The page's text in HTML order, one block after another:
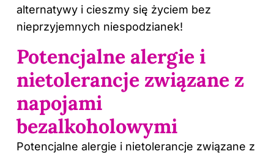
alternatywy i cieszmy się życiem bez
nieprzyjemnych niespodzianek!
Potencjalne alergie i
nietolerancje związane z
napojami
bezalkoholowymi
Potencjalne alergie i nietolerancje związane z